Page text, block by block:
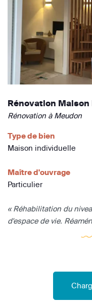
Rénovation Maison
Rénovation à Meudon
Type de bien
Maison individuelle
Maître d'ouvrage
Particulier
« Réhabilitation du
d'espace de vie.